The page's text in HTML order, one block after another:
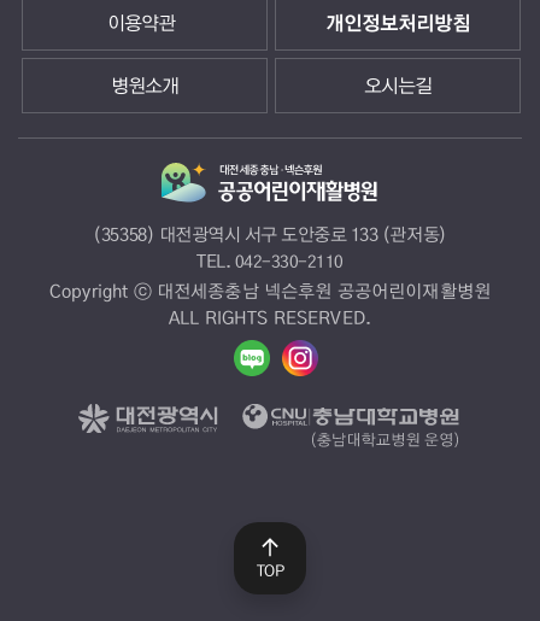
이용약관 개인정보처리방침
병원소개 오시는길
(35358) 대전광역시 서구 도안중로 133 (관저동)
TEL. 042-330-2110
Copyright ⓒ 대전세종충남 넥슨후원 공공어린이재활병원
ALL RIGHTS RESERVED.
TOP